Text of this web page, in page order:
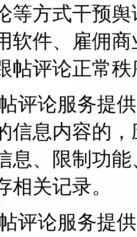
等方式干预
软件、雇佣
帖评论正常
评论服务提
信息内容的
息、限制功
相关记录。
评论服务提